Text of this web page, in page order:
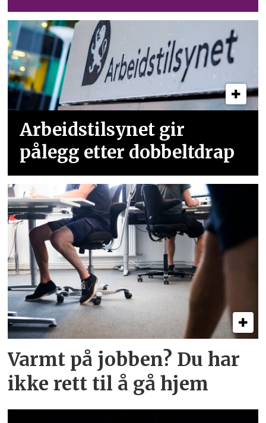
Arbeidstilsynet gir
pålegg etter dobbeltdrap
Varmt på jobben? Du har
ikke rett til å gå hjem